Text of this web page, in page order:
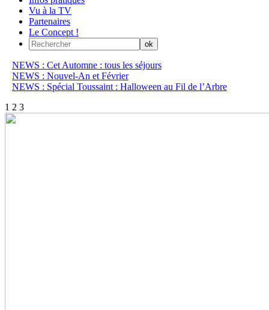
Vu à la TV
Partenaires
Le Concept !
NEWS : Cet Automne : tous les séjours
NEWS : Nouvel-An et Février
NEWS : Spécial Toussaint : Halloween au Fil de l’Arbre
1 2 3